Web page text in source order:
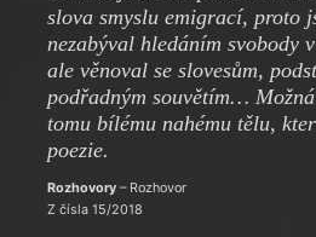
slova smyslu emigrací, proto
nezabýval hledáním svobody
ale věnoval se slovesům,
podřadným souvětím…
tomu bílému nahému tělu,
poezie.
Rozhovory– Rozhovor
Z čísla 15/2018